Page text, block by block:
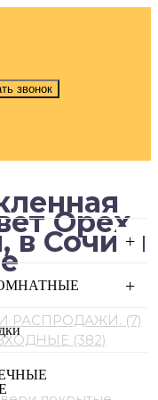
звонок
+
+
Орех,
в Сочи и
РАСПРОДАЖИ. (7)
(382)
(845)